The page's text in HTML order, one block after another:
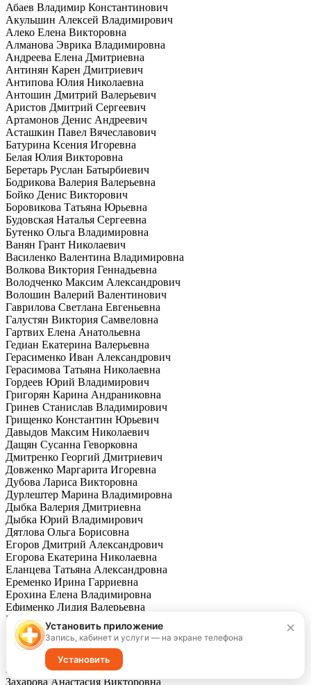
Абаев Владимир Константинович
Акульшин Алексей Владимирович
Алеко Елена Викторовна
Алманова Эврика Владимировна
Андреева Елена Дмитриевна
Антинян Карен Дмитриевич
Антипова Юлия Николаевна
Антошин Дмитрий Валерьевич
Аристов Дмитрий Сергеевич
Артамонов Денис Андреевич
Асташкин Павел Вячеславович
Батурина Ксения Игоревна
Белая Юлия Викторовна
Беретарь Руслан Батырбиевич
Бодрикова Валерия Валерьевна
Бойко Денис Викторович
Боровикова Татьяна Юрьевна
Будовская Наталья Сергеевна
Бутенко Ольга Владимировна
Ванян Грант Николаевич
Василенко Валентина Владимировна
Волкова Виктория Геннадьевна
Володченко Максим Александрович
Волошин Валерий Валентинович
Гаврилова Светлана Евгеньевна
Галустян Виктория Самвеловна
Гартвих Елена Анатольевна
Гедиан Екатерина Валерьевна
Герасименко Иван Александрович
Герасимова Татьяна Николаевна
Гордеев Юрий Владимирович
Григорян Карина Андраниковна
Гринев Станислав Владимирович
Грищенко Константин Юрьевич
Давыдов Максим Николаевич
Дащян Сусанна Геворковна
Дмитренко Георгий Дмитриевич
Довженко Маргарита Игоревна
Дубова Лариса Викторовна
Дурлештер Марина Владимировна
Дыбка Валерия Дмитриевна
Дыбка Юрий Владимирович
Дятлова Ольга Борисовна
Егоров Дмитрий Александрович
Егорова Екатерина Николаевна
Еланцева Татьяна Александровна
Еременко Ирина Гарриевна
Ерохина Елена Владимировна
Ефименко Лидия Валерьевна
Ефремов Андрей Михайлович
Ефремова Анна Васильевна
Жук (Бондарева) Ксения Сергеевна
Заайтер Любовь Владимировна
Зарина Надежда Петровна
Захарова Анастасия Викторовна
Установить приложение
Запись, кабинет и услуги — на экране телефона
Установить
×